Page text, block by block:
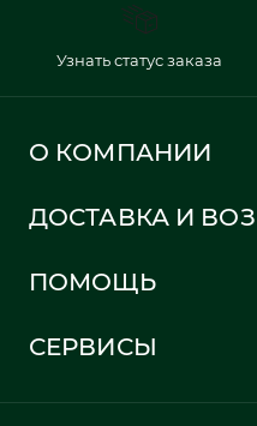
Узнать статус заказа
О КОМПАНИИ
Политика в отношении
ДОСТАВКА И
Информация о доставке
Правила возврата
ПОМОЩЬ
Карта сайта
СЕРВИСЫ